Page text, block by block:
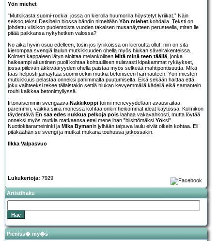
Yön miehet
”Mutkikasta suomi-rockia, jossa on kierolla huumorilla höystetyt lyriikat.” Näin
seisoo teksti Desibelin biossa bändin nimeltään Yön miehet kohdalla. Teksti on
johdettu viisikon puolentoista vuoden takaisen musanäytteen perusteella, miten lie
pitää paikkansa nykyhetken valossa?
No aika hyvin osuu edelleen, tosin jos lyriikoissa on kieroutta ollut, niin on sitä
kierompaa svengiä laulun mutkikkuuden ohella myös hiukan sävelrakenteissa.
Kolmen kappaleen lätyn aloittaa melankolinen Mitä minä teen täällä , jonka
haikeampi akustinen puoli kohtaa kohtuullisen sulavasti kipakammat rykäykset,
jossa piilevän äkkivääryyden ohella paistaa myös selkeää mahtipontisuutta. Mikä
taas helposti jämäyttää suomirockin mutkia betoniseen harmauteen. Yön miesten
mutkikkuus pelastaa onneksi pahimmalta puutumiselta. Eikä sekään haittaa että
joku vaihteeksi tekee tällaistakin settiä hiukan kevyemmällä kädellä eikä samantein
rouhi kaikkea betonimyllyssä.
Irtonaisemmin svengaava Nakkikoppi toimii menevyydellään avausraitaa
paremmin, vaikka siinä monessa kohtaa onkin heikommat ideat käytössä. Kolmikon
täydentävä En saa edes nukkua pelkoja pois laahaa vakavahkosti, mutta löytää
onneksi myös mutkia matkaansa ettei mene ihan ”biisittömäksi Yöksi”.
Nuotiokitarameininki ja Mika Bymanin jylhään taipuva laulu eivät oikein kohtaa. Eli
pitäkäähän se svengi ja mutkat mukana touhussa jatkossakin.
Ilkka Valpasvuo
Lukukertoja: 7929
Artistihaku
Pieniss� my�s